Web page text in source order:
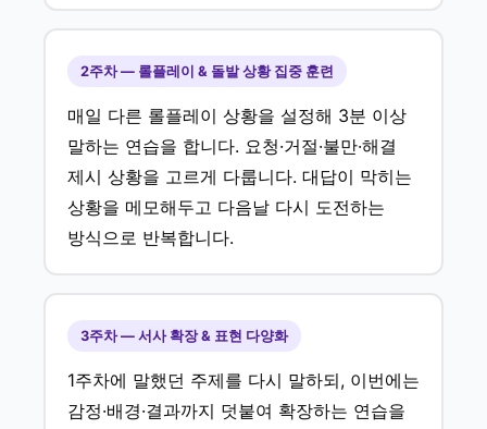
2주차 — 롤플레이 & 돌발 상황 집중 훈련
매일 다른 롤플레이 상황을 설정해 3분 이상
말하는 연습을 합니다. 요청·거절·불만·해결
제시 상황을 고르게 다룹니다. 대답이 막히는
상황을 메모해두고 다음날 다시 도전하는
방식으로 반복합니다.
3주차 — 서사 확장 & 표현 다양화
1주차에 말했던 주제를 다시 말하되, 이번에는
감정·배경·결과까지 덧붙여 확장하는 연습을